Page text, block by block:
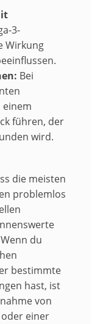
3-
Wirkung
Bei
einem
führen, der
wird.
die meisten
problemlos
du
bestimmte
hast, ist
von
einer